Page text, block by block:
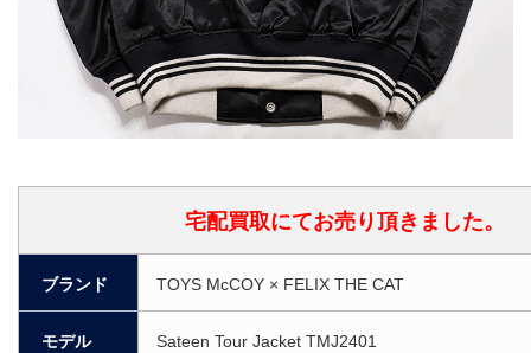
宅配買取にてお売り頂きました。
ブランド TOYS McCOY × FELIX THE CAT
モデル Sateen Tour Jacket TMJ2401